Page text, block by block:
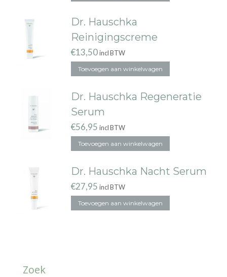
Dr. Hauschka
Reinigingscreme
€13,50incl BTW
Toevoegen aan winkelwagen
Dr. Hauschka Regeneratie
Serum
€56,95 incl BTW
Toevoegen aan winkelwagen
Dr. Hauschka Nacht Serum
€27,95 incl BTW
Toevoegen aan winkelwagen
Zoek